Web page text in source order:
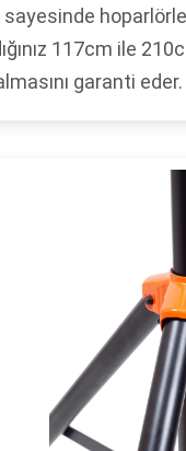
sayesinde
117cm ile
garanti eder.